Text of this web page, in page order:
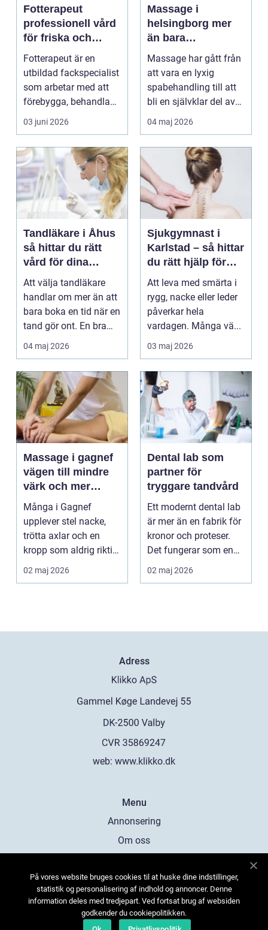
Fotterapeut
professionell vård
för friska och
starkare fötter
Fotterapeut är en
utbildad fackspecialist
som arbetar med att
förebygga, behandla
och lindra problem...
03 juni 2026
Massage i
helsingborg mer
än bara
avkoppling
Massage har gått från
att vara en lyxig
spabehandling till att
bli en självklar del av
mångas vardag...
04 maj 2026
Tandläkare i Åhus
så hittar du rätt
vård för dina
tänder
Att välja tandläkare
handlar om mer än att
bara boka en tid när en
tand gör ont. En bra
tandvårdskli...
04 maj 2026
Sjukgymnast i
Karlstad – så hittar
du rätt hjälp för
smärta och rehab
Att leva med smärta i
rygg, nacke eller leder
påverkar hela
vardagen. Många vä...
03 maj 2026
Massage i gagnef
vägen till mindre
värk och mer
vardagsenergi
Många i Gagnef
upplever stel nacke,
trötta axlar och en
kropp som aldrig riktigt
hinner återhämta si...
02 maj 2026
Dental lab som
partner för
tryggare tandvård
Ett modernt dental lab
är mer än en fabrik för
kronor och proteser.
Det fungerar som en
förlängning ...
02 maj 2026
Adress
web: www.klikko.dk
Menu
Annonsering
Om oss
Kontakta oss
Sitemap
På vores website bruges cookies til at huske dine indstillinger,
statistik og personalisering af indhold og annoncer. Denne
information deles med tredjepart. Ved fortsat brug af websiden
godkender du cookiepolitikken.